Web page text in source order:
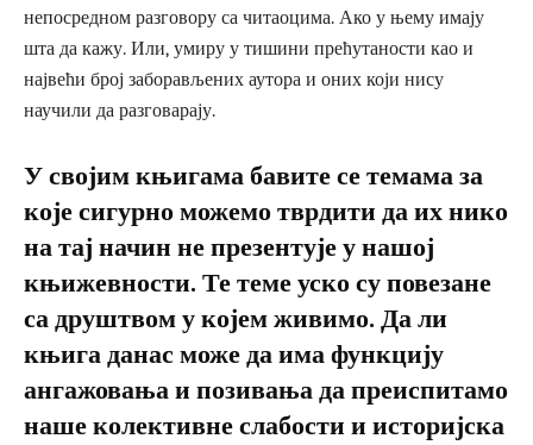
непосредном разговору са читаоцима. Ако у њему имају
шта да кажу. Или, умиру у тишини прећутаности као и
највећи број заборављених аутора и оних који нису
научили да разговарају.
У својим књигама бавите се темама за
које сигурно можемо тврдити да их нико
на тај начин не презентује у нашој
књижевности. Те теме уско су повезане
са друштвом у којем живимо. Да ли
књига данас може да има функцију
ангажовања и позивања да преиспитамо
наше колективне слабости и историјска